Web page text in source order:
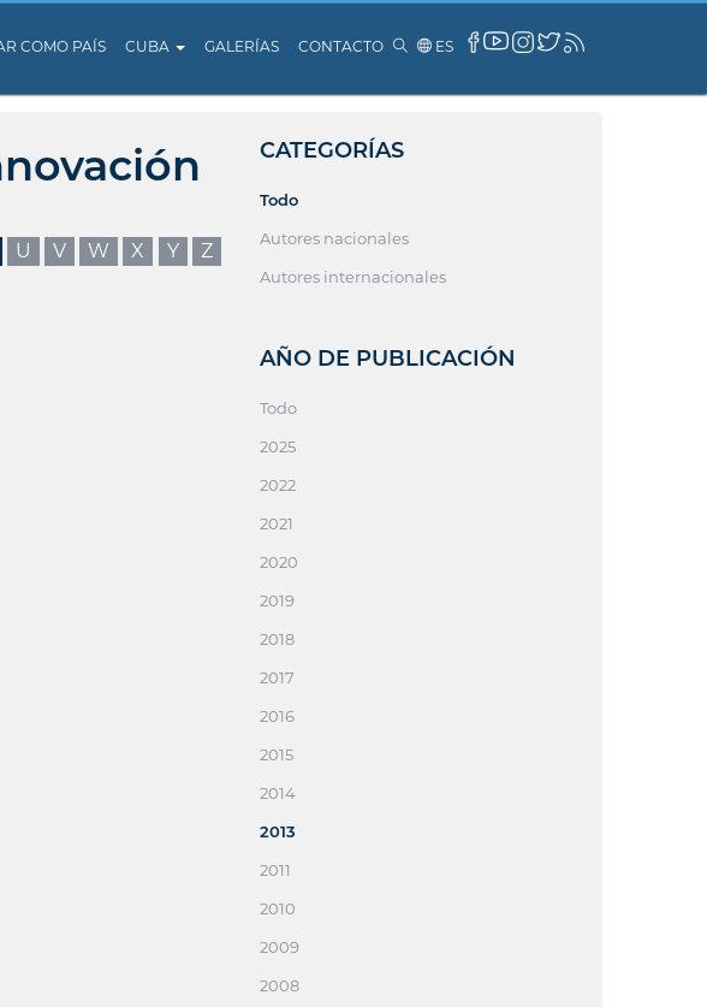
COMO PAÍS CUBA GALERÍAS CONTACTO ES
U V W X Y Z
CATEGORÍAS
Todo
Autores nacionales
Autores internacionales
AÑO DE PUBLICACIÓN
Todo
2025
2022
2021
2020
2019
2018
2017
2016
2015
2014
2013
2011
2010
2009
2008